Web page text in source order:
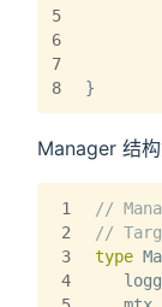
5
6
7
8
}
Manager 结构
1
2
3
4
//
//
type